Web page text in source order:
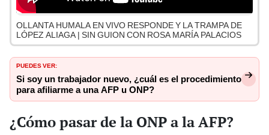
OLLANTA HUMALA EN VIVO RESPONDE Y LA TRAMPA DE
LÓPEZ ALIAGA | SIN GUION CON ROSA MARÍA PALACIOS
PUEDES VER:
Si soy un trabajador nuevo, ¿cuál es el procedimiento
para afiliarme a una AFP u ONP?
¿Cómo pasar de la ONP a la AFP?